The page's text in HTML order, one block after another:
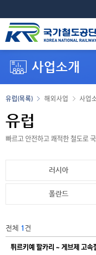
사업소개
사업
해외사업
유럽(목록)
유럽
빠르고 안전하고 쾌적한 철도로
러시아
폴란드
전체 1 건
튀르키예 할카리 ~ 게브제 고